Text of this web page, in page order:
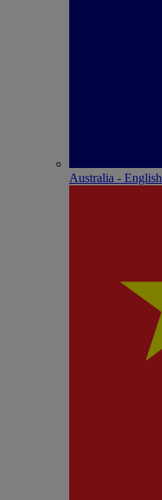
Australia - English